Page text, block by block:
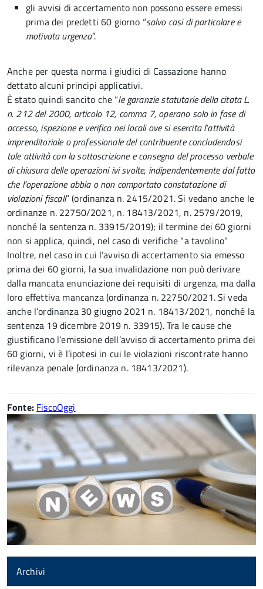
gli avvisi di accertamento non possono essere emessi
prima dei predetti 60 giorno “salvo casi di particolare e
motivata urgenza”.
Anche per questa norma i giudici di Cassazione hanno
dettato alcuni principi applicativi.
È stato quindi sancito che “le garanzie statutarie della citata L.
n. 212 del 2000, articolo 12, comma 7, operano solo in fase di
accesso, ispezione e verifica nei locali ove si esercita l’attività
imprenditoriale o professionale del contribuente concludendosi
tale attività con la sottoscrizione e consegna del processo verbale
di chiusura delle operazioni ivi svolte, indipendentemente dal fatto
che l’operazione abbia o non comportato constatazione di
violazioni fiscali” (ordinanza n. 2415/2021. Si vedano anche le
ordinanze n. 22750/2021, n. 18413/2021, n. 2579/2019,
nonché la sentenza n. 33915/2019); il termine dei 60 giorni
non si applica, quindi, nel caso di verifiche “a tavolino”
Inoltre, nel caso in cui l’avviso di accertamento sia emesso
prima dei 60 giorni, la sua invalidazione non può derivare
dalla mancata enunciazione dei requisiti di urgenza, ma dalla
loro effettiva mancanza (ordinanza n. 22750/2021. Si veda
anche l’ordinanza 30 giugno 2021 n. 18413/2021, nonché la
sentenza 19 dicembre 2019 n. 33915). Tra le cause che
giustificano l’emissione dell’avviso di accertamento prima dei
60 giorni, vi è l’ipotesi in cui le violazioni riscontrate hanno
rilevanza penale (ordinanza n. 18413/2021).
Fonte: FiscoOggi
Archivi